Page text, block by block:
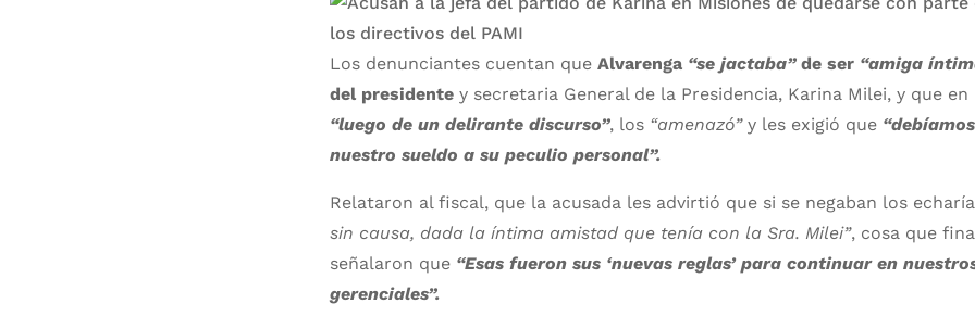
Los denunciantes cuentan queAlvarenga “se jactaba” de ser “amiga
del presidentey secretaria General de la Presidencia, Karina Milei, y que en
“luego de un delirante discurso”, los“amenazó”y les exigió que
nuestro sueldo a su peculio personal”.
Relataron al fiscal, que la acusada les advirtió que si se negaban los
sin causa, dada la íntima amistad que tenía con la Sra. Milei”, cosa que
señalaron que “Esas fueron sus ‘nuevas reglas’ para continuar en
gerenciales”.